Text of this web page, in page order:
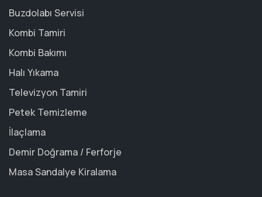
Buzdolabı Servisi
Kombi Tamiri
Kombi Bakımı
Halı Yıkama
Televizyon Tamiri
Petek Temizleme
İlaçlama
Demir Doğrama / Ferforje
Masa Sandalye Kiralama